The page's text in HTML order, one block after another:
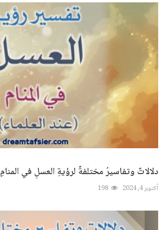
دلالاتٌ وتفاسيرُ مختلفةٌ لرؤيةِ العسلِ في المنامِ
أكتوبر 4, 2024 198